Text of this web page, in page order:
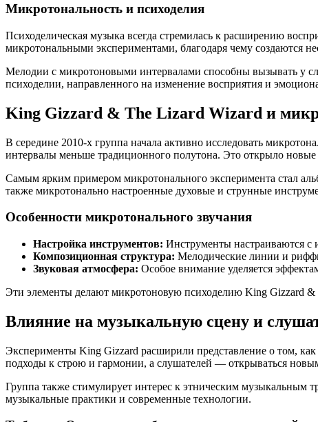
Микротональность и психоделия
Психоделическая музыка всегда стремилась к расширению
микротональными экспериментами, благодаря чему создаются
Мелодии с микротоновыми интервалами способны вызывать у
психоделии, направленного на изменение восприятия и
King Gizzard & The Lizard Wizard и
В середине 2010-х группа начала активно исследовать
интервалы меньше традиционного полутона. Это открыло
Самым ярким примером микротонального эксперимента стал
также микротонально настроенные духовые и струнные
Особенности микротонального звучания
Настройка инструментов: Инструменты настраиваются с
Композиционная структура: Мелодические линии и риффы
Звуковая атмосфера: Особое внимание уделяется
Эти элементы делают микротоновую психоделию King Gizzard
Влияние на музыкальную сцену и
Эксперименты King Gizzard расширили представление о том,
подходы к строю и гармонии, а слушателей — открываться
Группа также стимулирует интерес к этническим музыкальным
музыкальные практики и современные технологии.